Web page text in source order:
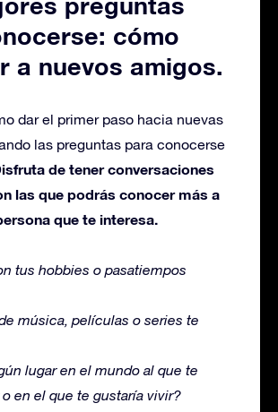
cómo
a nuevos amigos.
dar el primer paso hacia nuevas
las preguntas para conocerse
de tener conversaciones
las que podrás conocer más a
que te interesa.
tus hobbies o pasatiempos
música, películas o series te
lugar en el mundo al que te
en el que te gustaría vivir?